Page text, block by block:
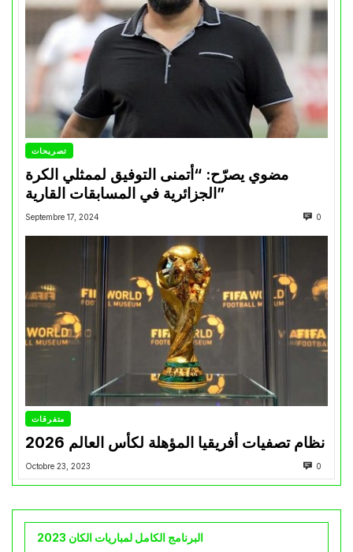
تصريحات
مضوي يصرّح: “أتمنى التوفيق لممثلي الكرة
الجزائرية في المسابقات القارية”
Septembre 17, 2024 0
متفرقات
نظام تصفيات أفريقيا المؤهلة لكأس العالم 2026
Octobre 23, 2023 0
البرنامج الكامل لمباريات الكان 2023